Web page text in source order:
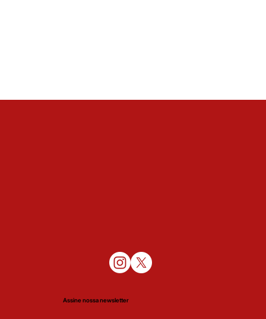
Assine nossa newsletter